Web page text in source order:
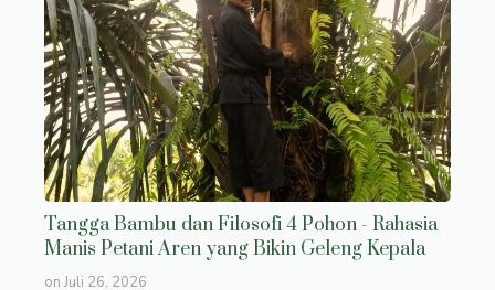
Tangga Bambu dan Filosofi 4 Pohon - Rahasia
Manis Petani Aren yang Bikin Geleng Kepala
on Juli 26, 2026